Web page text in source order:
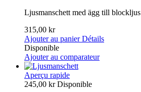
Ljusmanschett med ägg till blockljus
315,00 kr
Ajouter au panier Détails
Disponible
Ajouter au comparateur
Aperçu rapide
245,00 krDisponible